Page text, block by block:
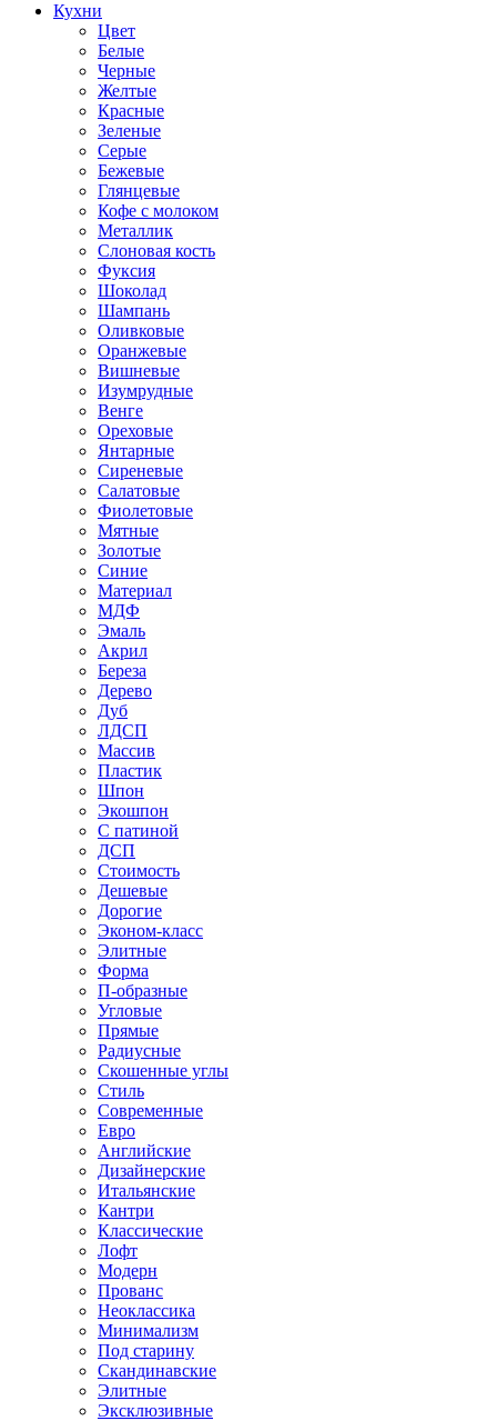
Кухни
Цвет
Белые
Черные
Желтые
Красные
Зеленые
Серые
Бежевые
Глянцевые
Кофе с молоком
Металлик
Слоновая кость
Фуксия
Шоколад
Шампань
Оливковые
Оранжевые
Вишневые
Изумрудные
Венге
Ореховые
Янтарные
Сиреневые
Салатовые
Фиолетовые
Мятные
Золотые
Синие
Материал
МДФ
Эмаль
Акрил
Береза
Дерево
Дуб
ЛДСП
Массив
Пластик
Шпон
Экошпон
С патиной
ДСП
Стоимость
Дешевые
Дорогие
Эконом-класс
Элитные
Форма
П-образные
Угловые
Прямые
Радиусные
Скошенные углы
Стиль
Современные
Евро
Английские
Дизайнерские
Итальянские
Кантри
Классические
Лофт
Модерн
Прованс
Неоклассика
Минимализм
Под старину
Скандинавские
Элитные
Эксклюзивные